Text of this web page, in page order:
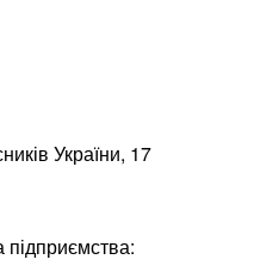
України, 17